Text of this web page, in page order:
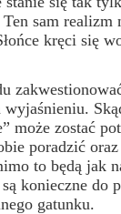
sam realizm
kręci się
wyjaśnieniu.
może zostać
poradzić
to będą jak
konieczne do
gatunku.